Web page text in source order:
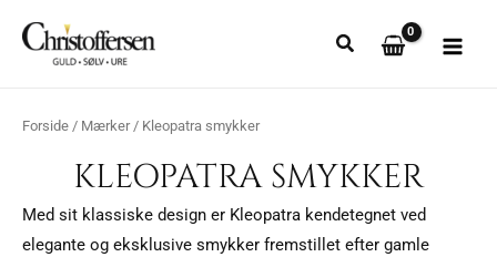
Forside / Mærker/ Kleopatra smykker
KLEOPATRA SMYKKER
Med sit klassiske design er Kleopatra kendetegnet ved
elegante og eksklusive smykker fremstillet efter gamle